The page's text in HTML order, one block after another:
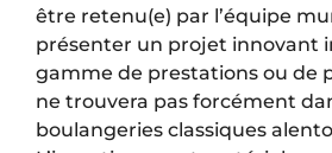
être retenu(e) par l’équipe
présenter un projet innovant
gamme de prestations ou de
ne trouvera pas forcément
boulangeries classiques